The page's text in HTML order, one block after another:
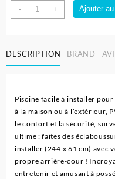
-
quantité
de
Piscine
244
Filtration
-
+ Ajouter
DESCRIPTION BRAND
Piscine facile à installer pour
à la maison ou à l’extérieur,
le confort et la sécurité,
ultime : faites des
installer (244 x 61 cm) avec
propre arrière-cour !
entretenir et amusant à